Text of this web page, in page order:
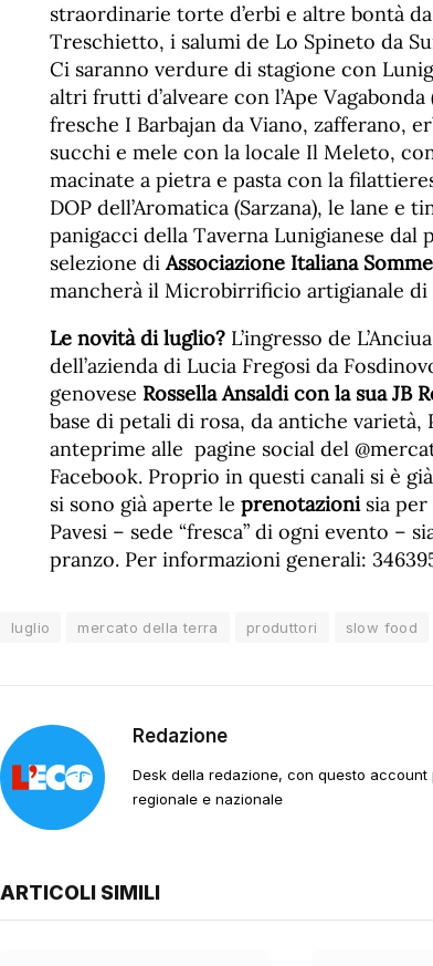
straordinarie torte d’erbi e altre bontà
Treschietto, i salumi de Lo Spineto da
Ci saranno verdure di stagione con
altri frutti d’alveare con l’Ape
fresche I Barbajan da Viano, zafferano,
succhi e mele con la locale Il Meleto,
macinate a pietra e pasta con la
DOP dell’Aromatica (Sarzana), le lane e
panigacci della Taverna Lunigianese
selezione diAssociazione Italiana
mancherà il Microbirrificio artigianale di
Le novità di luglio? L’ingresso de
dell’azienda di Lucia Fregosi da
genovese Rossella Ansaldi con la sua JB
base di petali di rosa, da antiche
anteprime alle pagine social del
Facebook. Proprio in questi canali si è
si sono già aperte le prenotazionisia per
Pavesi – sede “fresca” di ogni evento –
pranzo. Per informazioni generali:
luglio mercato della terra produttori slow food
Redazione
Desk della redazione, con questo
regionale e nazionale
ARTICOLI SIMILI